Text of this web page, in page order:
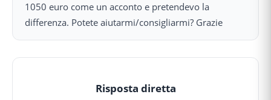
1050 euro come un acconto e pretendevo la
differenza. Potete aiutarmi/consigliarmi? Grazie
Risposta diretta